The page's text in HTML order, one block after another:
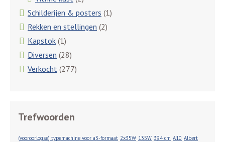
Schilderijen & posters (1)
Rekken en stellingen (2)
Kapstok (1)
Diversen (28)
Verkocht (277)
Trefwoorden
(vooroorlogse) typemachine voor a3-formaat 2x35W 135W 394 cm A10 Albert